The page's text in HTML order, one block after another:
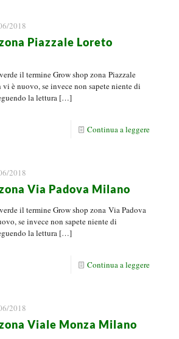
2018
Piazzale Loreto
il termine Grow shop zona Piazzale
è nuovo, se invece non sapete niente di
la lettura […]
Continua a leggere
2018
Via Padova Milano
il termine Grow shop zona Via Padova
se invece non sapete niente di
la lettura […]
Continua a leggere
2018
Viale Monza Milano